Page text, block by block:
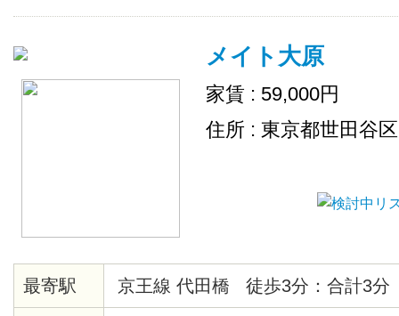
メイト大原
家賃 : 59,000円
住所 : 東京都世田谷
最寄駅 京王線 代田橋 徒歩3分：合計3分